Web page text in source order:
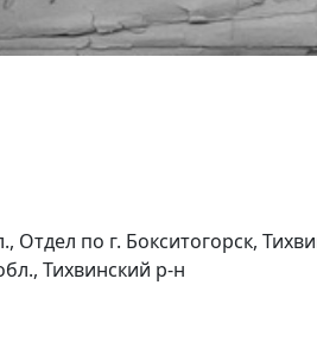
по г. Бокситогорск,
Тихвинский р-н